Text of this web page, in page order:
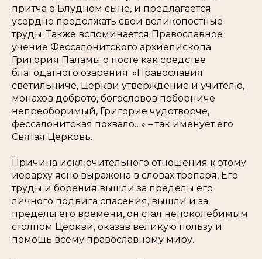
притча о Блудном сыне, и предлагается
усердно продолжать свои великопостные
труды. Также вспоминается Православное
учение Фессалонитского архиепископа
Григория Паламы о посте как средстве
благодатного озарения. «Православия
светильниче, Церкви утверждение и учителю,
монахов доброто, богословов поборниче
непреоборимый, Григорие чудотворче,
фессалонитская похвало…» – так именует его
Святая Церковь.
Причина исключительного отношения к этому
иерарху ясно выражена в словах тропаря, Его
труды и борения вышли за пределы его
личного подвига спасения, вышли и за
пределы его времени, он стал непоколебимым
столпом Церкви, оказав великую пользу и
помощь всему православному миру.